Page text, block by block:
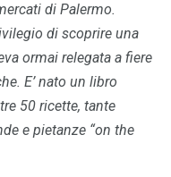
di Palermo.
di scoprire una
ormai relegata a fiere
E’ nato un libro
50 ricette, tante
e pietanze “on the